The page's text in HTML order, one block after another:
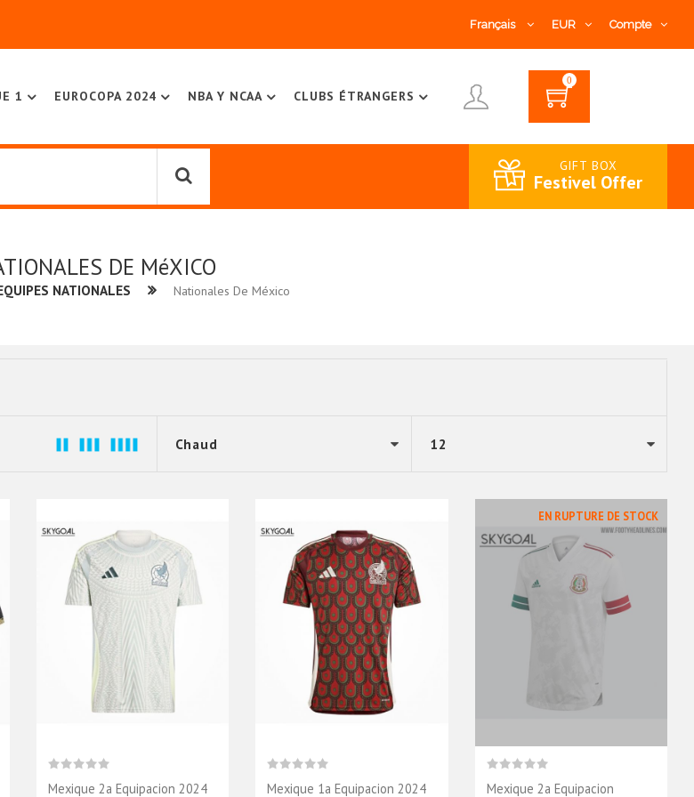
Français EUR Compte
1 EUROCOPA 2024 NBA Y NCAA CLUBS ÉTRANGERS
0
GIFT BOX
Festivel Offer
DE MéXICO
NATIONALES Nationales De México
Mexique 2a Equipacion 2024 Mexique 1a Equipacion 2024
EN RUPTURE DE STOCK
Mexique 2a Equipacion